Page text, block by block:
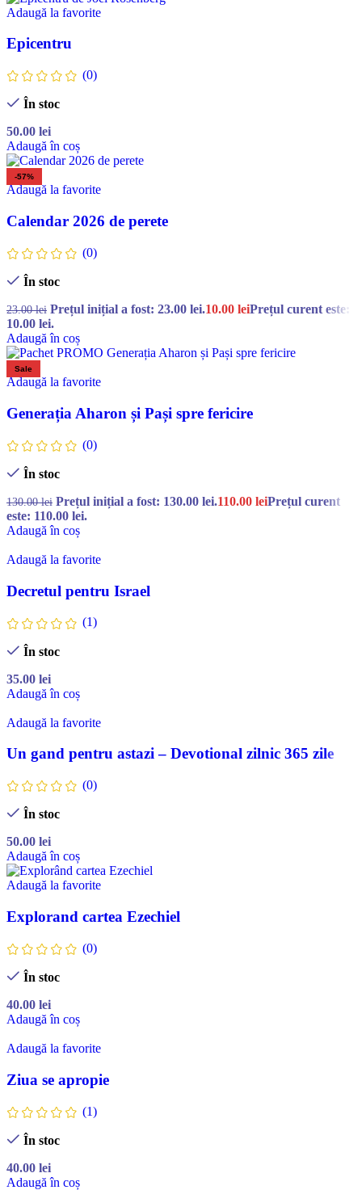
Adaugă la favorite
Epicentru
(0)
În stoc
50.00 lei
Adaugă în coș
-57%
Adaugă la favorite
Calendar 2026 de perete
(0)
În stoc
23.00lei Prețul inițial a fost: 23.00 lei.10.00 leiPrețul curent este:
10.00 lei.
Adaugă în coș
Sale
Adaugă la favorite
Generația Aharon și Pași spre fericire
(0)
În stoc
130.00lei Prețul inițial a fost: 130.00 lei.110.00 leiPrețul curent
este: 110.00 lei.
Adaugă în coș
Adaugă la favorite
Decretul pentru Israel
(1)
În stoc
35.00 lei
Adaugă în coș
Adaugă la favorite
Un gand pentru astazi – Devotional zilnic 365 zile
(0)
În stoc
50.00 lei
Adaugă în coș
Adaugă la favorite
Explorand cartea Ezechiel
(0)
În stoc
40.00 lei
Adaugă în coș
Adaugă la favorite
Ziua se apropie
(1)
În stoc
40.00 lei
Adaugă în coș